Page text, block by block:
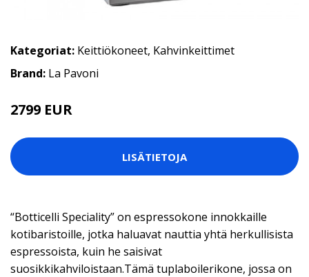
Kategoriat: Keittiökoneet, Kahvinkeittimet
Brand: La Pavoni
2799 EUR
LISÄTIETOJA
“Botticelli Speciality” on espressokone innokkaille
kotibaristoille, jotka haluavat nauttia yhtä herkullisista
espressoista, kuin he saisivat
suosikkikahviloistaan.Tämä tuplaboilerikone, jossa on